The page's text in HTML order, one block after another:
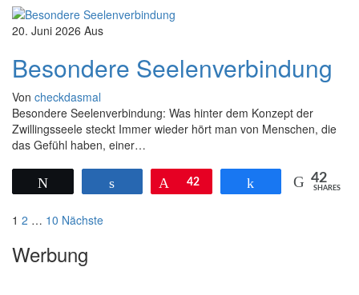
20. Juni 2026 Aus
Besondere Seelenverbindung
Von checkdasmal
Besondere Seelenverbindung: Was hinter dem Konzept der
Zwillingsseele steckt Immer wieder hört man von Menschen, die
das Gefühl haben, einer…
Pin
42 Teilen 42
SHARES
Seitennummerierung
der
Beiträge
1 2 … 10 Nächste
Werbung